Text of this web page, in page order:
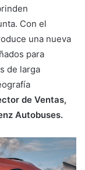
Con el
una nueva
para
de larga
de Ventas,
Autobuses.